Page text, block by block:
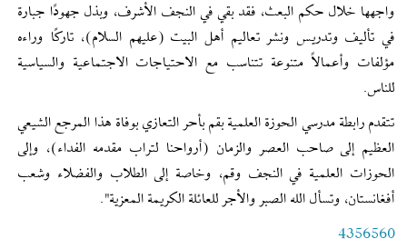
واجهها خلال حكم البعث، فقد بقي في النجف الأشرف، وبذل جهودًا جبارة
في تأليف وتدريس ونشر تعاليم أهل البيت (عليهم السلام)، تاركًا وراءه
مؤلفات وأعمالاً متنوعة تتناسب مع الاحتياجات الاجتماعية والسياسية
للناس.
تتقدم رابطة مدرسي الحوزة العلمية بقم بأحر التعازي بوفاة هذا المرجع الشيعي
العظيم إلى صاحب العصر والزمان (أرواحنا لتراب مقدمه الفداء)، وإلى
الحوزات العلمية في النجف وقم، وخاصة إلى الطلاب والفضلاء وشعب
أفغانستان، وتسأل الله الصبر والأجر للعائلة الكريمة المعزية".
4356560